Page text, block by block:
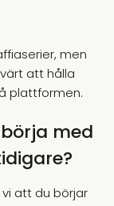
men
att hålla
plattformen.
med
att du börjar